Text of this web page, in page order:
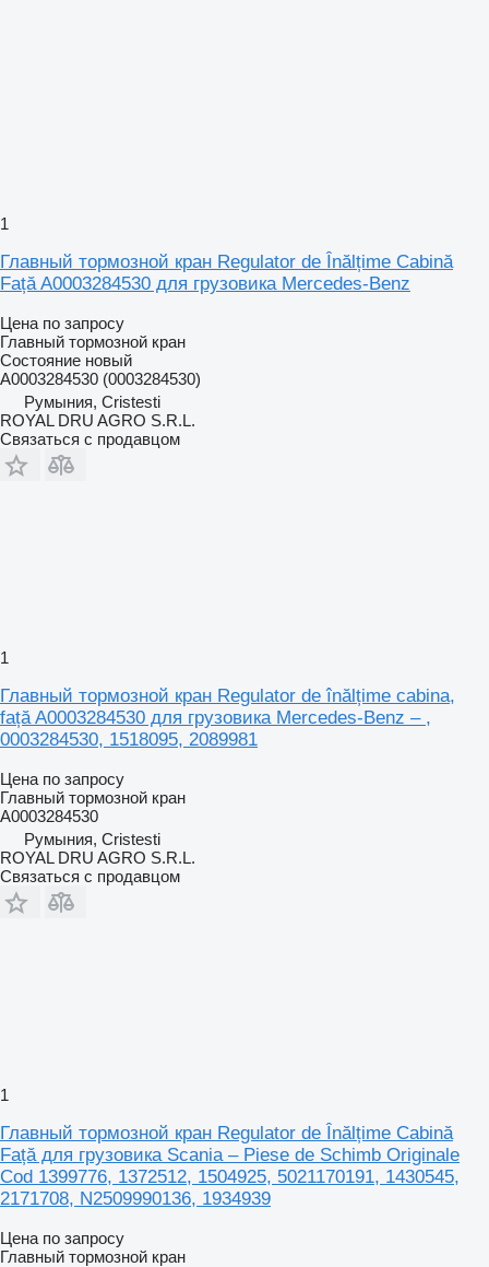
1
Главный тормозной кран Regulator de Înălțime Cabină
Față A0003284530 для грузовика Mercedes-Benz
Цена по запросу
Главный тормозной кран
Состояние новый
A0003284530 (0003284530)
Румыния, Cristesti
ROYAL DRU AGRO S.R.L.
Связаться с продавцом
1
Главный тормозной кран Regulator de înălțime cabina,
față A0003284530 для грузовика Mercedes-Benz – ,
0003284530, 1518095, 2089981
Цена по запросу
Главный тормозной кран
A0003284530
Румыния, Cristesti
ROYAL DRU AGRO S.R.L.
Связаться с продавцом
1
Главный тормозной кран Regulator de Înălțime Cabină
Față для грузовика Scania – Piese de Schimb Originale
Cod 1399776, 1372512, 1504925, 5021170191, 1430545,
2171708, N2509990136, 1934939
Цена по запросу
Главный тормозной кран